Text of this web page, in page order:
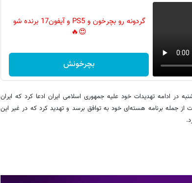
گردونه رو بچرخون و PS5 و آیفون17 برنده شو
😍🔥
بچرخونش
در ادامه تهدیدات خود علیه جمهوری اسلامی ایران ادعا کرد که ایران
از جمله برنامه هسته‌ای خود به توافق برسد و تهدید کرد که در غیر این